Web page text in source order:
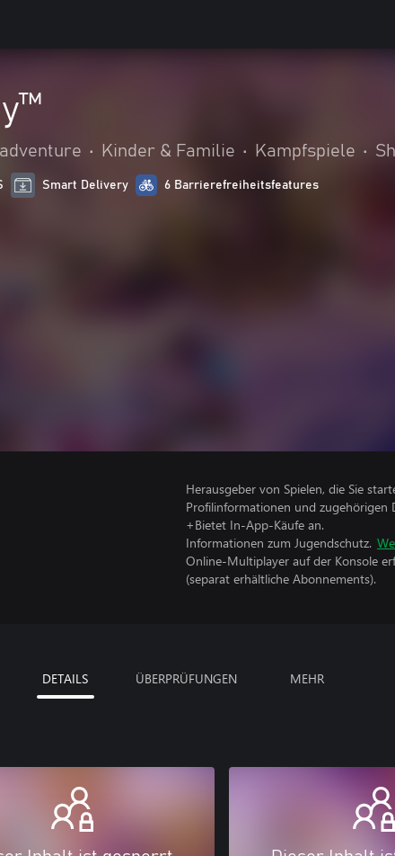
• Kinder & Familie • Kampfspiele •
Smart Delivery 6 Barrierefreiheitsfeatures
Herausgeber von Spielen, die Sie
Profilinformationen und zugehörigen
+Bietet In-App-Käufe an.
Informationen zum Jugendschutz.
Online-Multiplayer auf der Konsole
(separat erhältliche Abonnements).
DETAILS ÜBERPRÜFUNGEN MEHR